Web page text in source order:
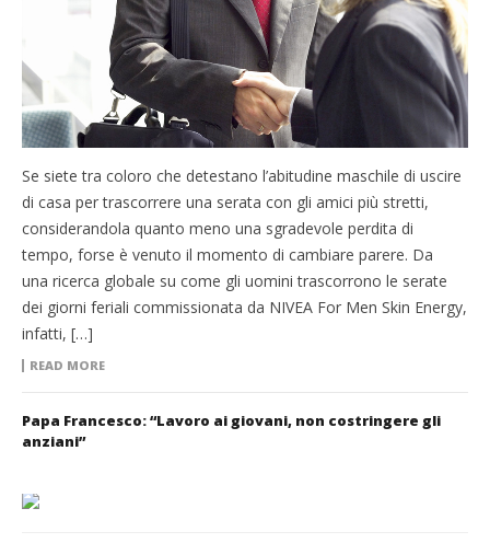
Se siete tra coloro che detestano l’abitudine maschile di uscire
di casa per trascorrere una serata con gli amici più stretti,
considerandola quanto meno una sgradevole perdita di
tempo, forse è venuto il momento di cambiare parere. Da
una ricerca globale su come gli uomini trascorrono le serate
dei giorni feriali commissionata da NIVEA For Men Skin Energy,
infatti, […]
READ MORE
Papa Francesco: “Lavoro ai giovani, non costringere gli
anziani”